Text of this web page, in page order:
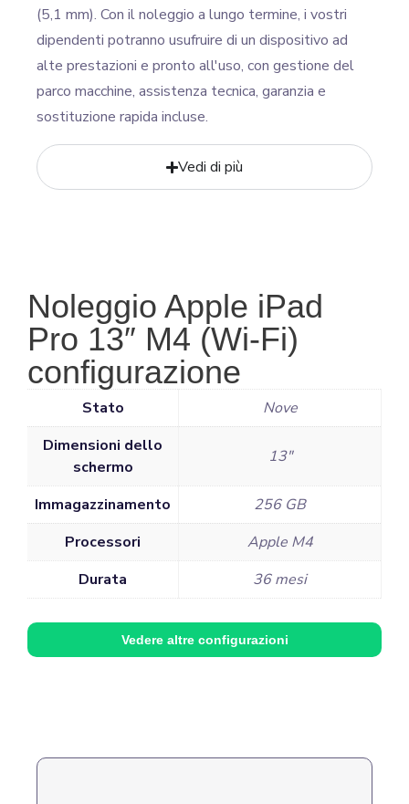
(5,1 mm). Con il noleggio a lungo termine, i vostri
dipendenti potranno usufruire di un dispositivo ad
alte prestazioni e pronto all'uso, con gestione del
parco macchine, assistenza tecnica, garanzia e
sostituzione rapida incluse.
Vedi di più
Noleggio Apple iPad
Pro 13″ M4 (Wi-Fi)
configurazione
Stato
Nove
Dimensioni dello
schermo
13"
Immagazzinamento
256 GB
Processori
Apple M4
Durata
36 mesi
Vedere altre configurazioni